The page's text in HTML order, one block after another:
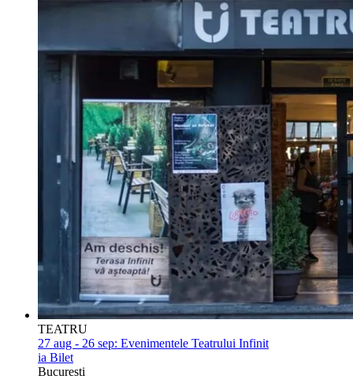
TEATRU
27 aug - 26 sep: Evenimentele Teatrului Infinit
ia Bilet
Bucuresti